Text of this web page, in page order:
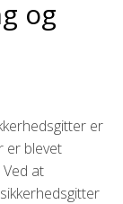
og
er
er blevet
at